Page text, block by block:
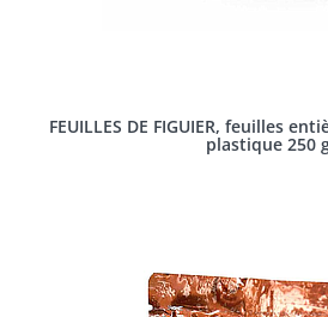
FEUILLES DE FIGUIER, feuilles
plastique 250